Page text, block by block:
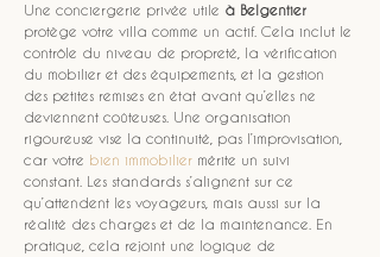
Une conciergerie privée utile à Belgentier
protège votre villa comme un actif. Cela inclut le
contrôle du niveau de propreté, la vérification
du mobilier et des équipements, et la gestion
des petites remises en état avant qu’elles ne
deviennent coûteuses. Une organisation
rigoureuse vise la continuité, pas l’improvisation,
car votre bien immobilier mérite un suivi
constant. Les standards s’alignent sur ce
qu’attendent les voyageurs, mais aussi sur la
réalité des charges et de la maintenance. En
pratique, cela rejoint une logique de